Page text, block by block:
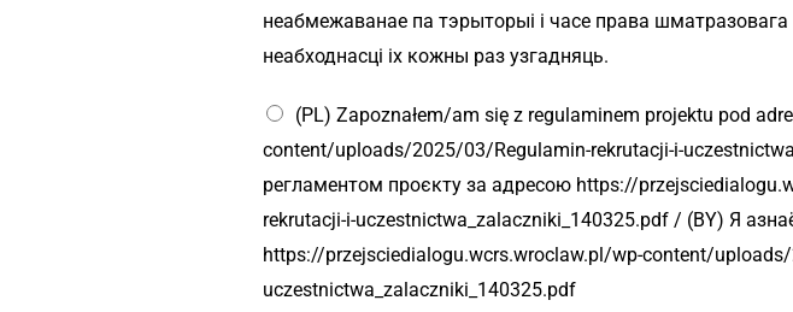
неабмежаванае па тэрыторыі і часе права
неабходнасці іх кожны раз узгадняць.
(PL) Zapoznałem/am się z regulaminem projektu pod
content/uploads/2025/03/Regulamin-rekrutacji-i-
регламентом проєкту за адресою https://
rekrutacji-i-uczestnictwa_zalaczniki_140325.pdf / (BY) Я
https://przejsciedialogu.wcrs.wroclaw.pl/wp-content/
uczestnictwa_zalaczniki_140325.pdf